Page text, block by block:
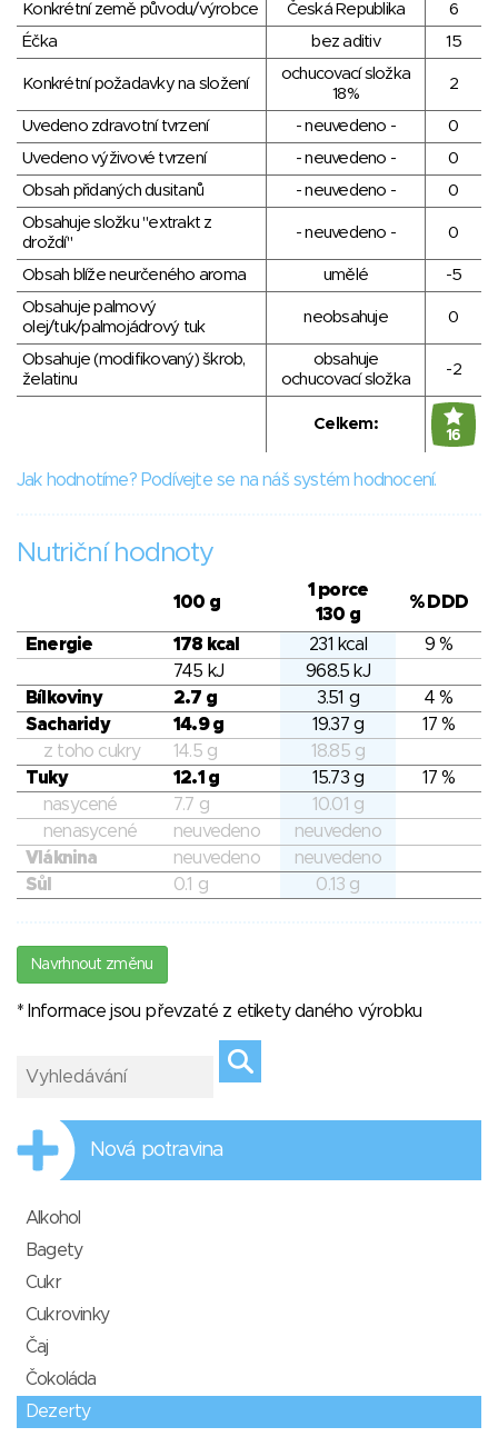
Konkrétní země původu/výrobce
Česká Republika
6
Éčka
bez aditiv 15
Konkrétní požadavky na složení
ochucovací složka
18%
2
Uvedeno zdravotní tvrzení - neuvedeno -
0
Uvedeno výživové tvrzení
- neuvedeno -
0
Obsah přidaných dusitanů
- neuvedeno -
0
Obsahuje složku "extrakt z
droždí"
- neuvedeno - 0
Obsah blíže neurčeného aroma umělé
-5
Obsahuje palmový
olej/tuk/palmojádrový tuk
neobsahuje 0
Obsahuje (modifikovaný) škrob,
želatinu
obsahuje
ochucovací složka
-2
Celkem:
16
Jak hodnotíme? Podívejte se na náš systém hodnocení.
Nutriční hodnoty
100 g
1 porce
130 g
% DDD
Energie 178 kcal 231 kcal
9 %
745 kJ
968.5 kJ
Bílkoviny
2.7 g 3.51 g
4 %
Sacharidy
14.9 g 19.37 g
17 %
z toho cukry
14.5 g
18.85 g
Tuky
12.1 g 15.73 g
17 %
nasycené
7.7 g
10.01 g
nenasycené
neuvedeno
neuvedeno
Vláknina
neuvedeno
neuvedeno
Sůl
0.1 g 0.13 g
Navrhnout změnu
* Informace jsou převzaté z etikety daného výrobku
Nová potravina
Alkohol
Bagety
Cukr
Cukrovinky
Čaj
Čokoláda
Dezerty